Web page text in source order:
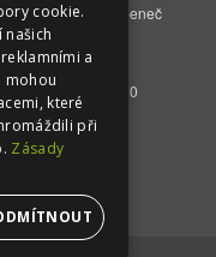
00 Praha 6 – Bubeneč
01512129
CZ01512129
2500392716/2010
cookie.
našich
a
mohou
které
při
Zásady